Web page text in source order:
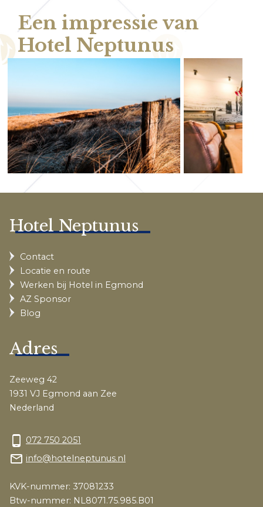
Een impressie van
Hotel Neptunus
Hotel Neptunus
Contact
Locatie en route
Werken bij Hotel in Egmond
AZ Sponsor
Blog
Adres
Zeeweg 42
1931 VJ Egmond aan Zee
Nederland
phone_android 072 750 2051
mail_outline info@hotelneptunus.nl
KVK-nummer: 37081233
Btw-nummer: NL8071.75.985.B01